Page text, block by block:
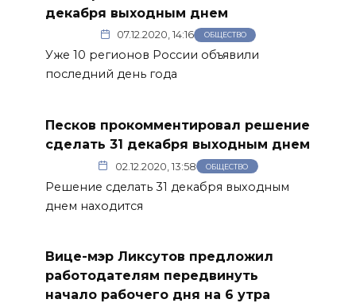
декабря выходным днем
07.12.2020, 14:16 ОБЩЕСТВО
Уже 10 регионов России объявили
последний день года
Песков прокомментировал решение
сделать 31 декабря выходным днем
02.12.2020, 13:58 ОБЩЕСТВО
Решение сделать 31 декабря выходным
днем находится
Вице-мэр Ликсутов предложил
работодателям передвинуть
начало рабочего дня на 6 утра